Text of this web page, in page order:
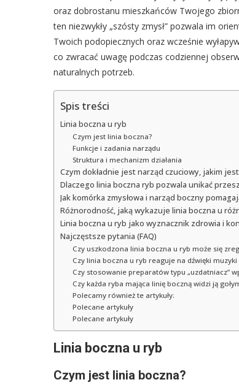
oraz dobrostanu mieszkańców Twojego
ten niezwykły „szósty zmysł” pozwala im
Twoich podopiecznych oraz wcześnie
co zwracać uwagę podczas codziennej
naturalnych potrzeb.
Spis treści
Linia boczna u ryb
Czym jest linia boczna?
Funkcje i zadania narządu
Struktura i mechanizm działania
Czym dokładnie jest narząd czuciowy, jakim
Dlaczego linia boczna ryb pozwala unikać
Jak komórka zmysłowa i narząd boczny
Różnorodność, jaką wykazuje linia boczna u
Linia boczna u ryb jako wyznacznik zdrowia i
Najczęstsze pytania (FAQ)
Czy uszkodzona linia boczna u ryb może się
Czy linia boczna u ryb reaguje na dźwięki
Czy stosowanie preparatów typu „uzdatniacz”
Czy każda ryba mająca linię boczną widzi ją
Polecamy również te artykuły:
Polecane artykuły
Polecane artykuły
Linia boczna u ryb
Czym jest linia boczna?